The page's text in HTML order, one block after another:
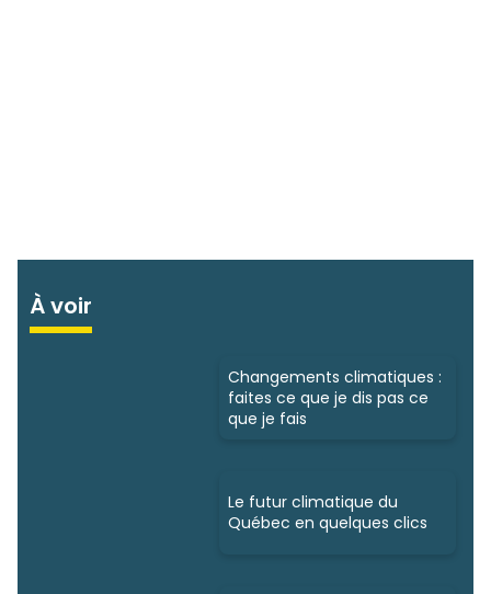
À voir
Changements climatiques :
faites ce que je dis pas ce
que je fais
Le futur climatique du
Québec en quelques clics